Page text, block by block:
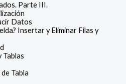
Parte III.
Datos
Insertar y Eliminar Filas y
Tablas
Tabla